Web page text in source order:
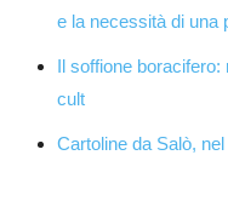
e la necessità di una
Il soffione
cult
Cartoline da Salò,